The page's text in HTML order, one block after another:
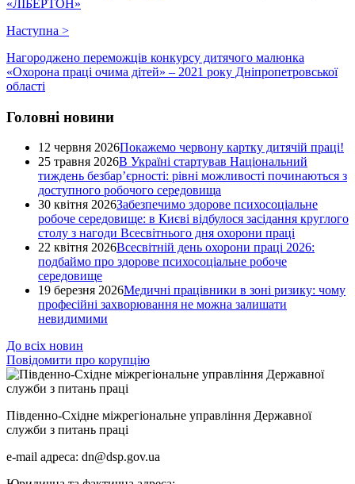
«ЛІБЕРТОН»
Наступна >
Нагороджено переможців конкурсу дитячого малюнка
«Охорона праці очима дітей» – 2021 року Дніпропетровської
області
Головні новини
12 червня 2026Покажемо червону картку дитячій праці!
25 травня 2026В Україні стартував Національний
тиждень безбар’єрності: рівні можливості починаються з
доступного робочого середовища
30 квітня 2026Забезпечимо здорове психосоціальне
робоче середовище: в Києві відбулося засідання круглого
столу з нагоди Всесвітнього дня охорони праці
22 квітня 2026Всесвітній день охорони праці 2026:
подбаймо про здорове психосоціальне робоче
середовище
19 березня 2026Медичні працівники в зоні ризику: чому
професійні захворювання не можна залишати
невидимими
До всіх новин
Повідомити про корупцію
Південно-Східне міжрегіональне управління Державної
служби з питань праці
e-mail адреса: dn@dsp.gov.ua